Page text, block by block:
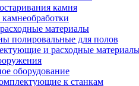
камня
материалы
полировальные для полов
и расходные
оборудование
к станкам